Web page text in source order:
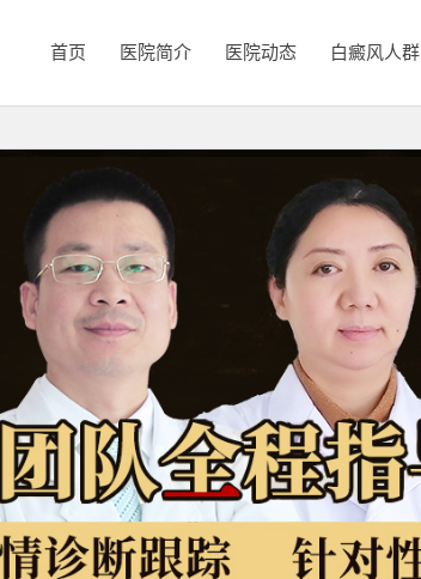
首页 医院简介 医院动态 白癜风人群